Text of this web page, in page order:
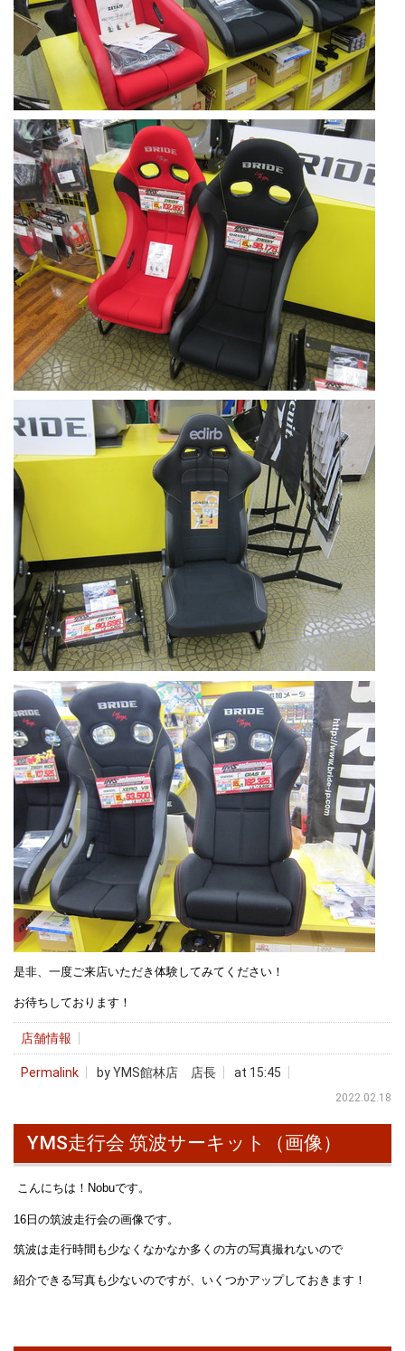
是非、一度ご来店いただき体験してみてください！
お待ちしております！
店舗情報
Permalink by YMS館林店 店長 at 15:45
2022.02.18
YMS走行会 筑波サーキット（画像）
こんにちは！Nobuです。
16日の筑波走行会の画像です。
筑波は走行時間も少なくなかなか多くの方の写真撮れないので
紹介できる写真も少ないのですが、いくつかアップしておきます！